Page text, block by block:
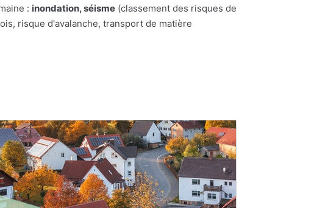
: inondation, séisme (classement des risques de
risque d'avalanche, transport de matière